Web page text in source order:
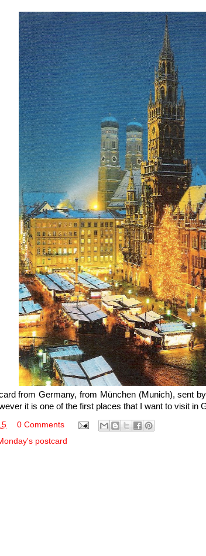
from Germany, from München (Munich), sent
it is one of the first places that I want to visit in
0 Comments
postcard